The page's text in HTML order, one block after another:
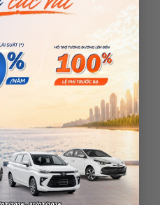
Việt Nam
là gì?
NAM THÔNG BÁO
TRIỆU HỒI ĐỂ BỔ
Ở SÀN XE TRÊN
CROSS VÀ
NGHỈ TẾT
2026 – TOYOTA